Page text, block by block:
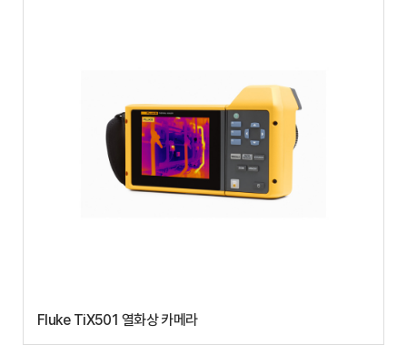
Fluke TiX501 열화상 카메라